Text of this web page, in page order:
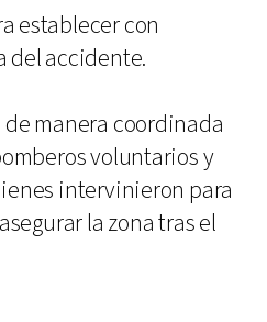
establecer con
del accidente.
manera coordinada
voluntarios y
intervinieron para
la zona tras el